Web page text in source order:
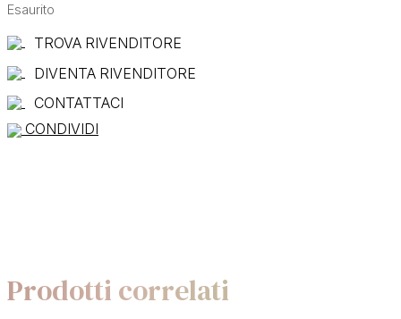
Esaurito
TROVA RIVENDITORE
DIVENTA RIVENDITORE
CONTATTACI
CONDIVIDI
Prodotti correlati